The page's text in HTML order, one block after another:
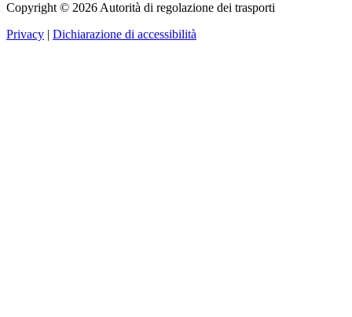
Copyright © 2026 Autorità di regolazione dei trasporti
Privacy | Dichiarazione di accessibilità